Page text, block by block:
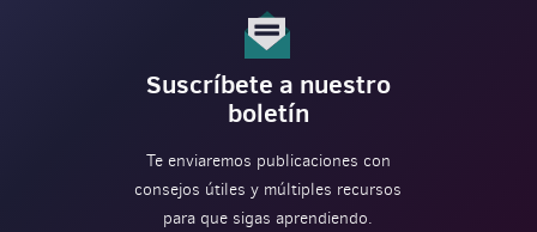
Suscríbete a nuestro
boletín
Te enviaremos publicaciones con
consejos útiles y múltiples recursos
para que sigas aprendiendo.